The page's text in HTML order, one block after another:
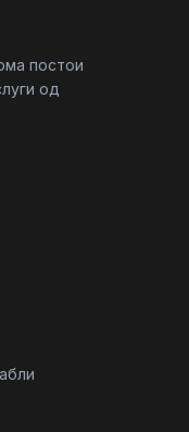
постои
од